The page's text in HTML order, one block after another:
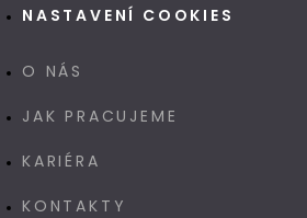
NASTAVENÍ COOKIES
O NÁS
JAK PRACUJEME
KARIÉRA
KONTAKTY